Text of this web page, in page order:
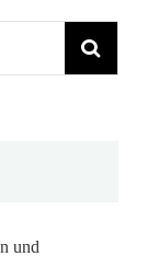
und